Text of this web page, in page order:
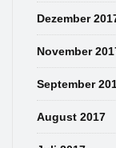
Dezember
November
September
August 2017